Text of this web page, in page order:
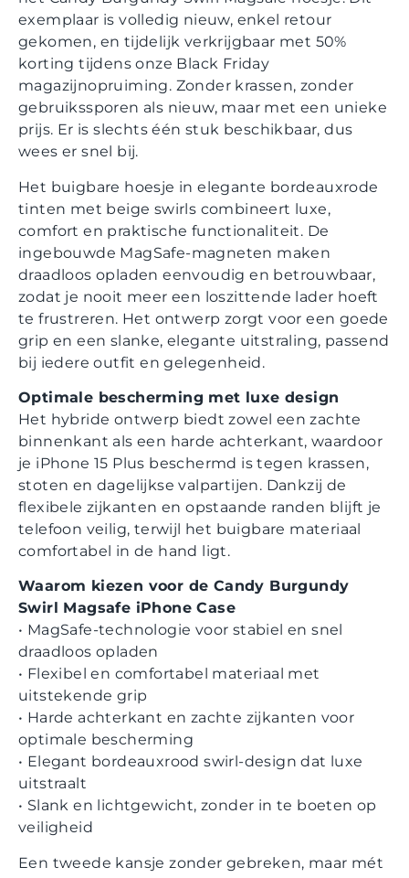
exemplaar is volledig nieuw, enkel retour
gekomen, en tijdelijk verkrijgbaar met 50%
korting tijdens onze Black Friday
magazijnopruiming. Zonder krassen, zonder
gebruikssporen als nieuw, maar met een unieke
prijs. Er is slechts één stuk beschikbaar, dus
wees er snel bij.
Het buigbare hoesje in elegante bordeauxrode
tinten met beige swirls combineert luxe,
comfort en praktische functionaliteit. De
ingebouwde MagSafe-magneten maken
draadloos opladen eenvoudig en betrouwbaar,
zodat je nooit meer een loszittende lader hoeft
te frustreren. Het ontwerp zorgt voor een goede
grip en een slanke, elegante uitstraling, passend
bij iedere outfit en gelegenheid.
Optimale bescherming met luxe design
Het hybride ontwerp biedt zowel een zachte
binnenkant als een harde achterkant, waardoor
je iPhone 15 Plus beschermd is tegen krassen,
stoten en dagelijkse valpartijen. Dankzij de
flexibele zijkanten en opstaande randen blijft je
telefoon veilig, terwijl het buigbare materiaal
comfortabel in de hand ligt.
Waarom kiezen voor de Candy Burgundy
Swirl Magsafe iPhone Case
• MagSafe-technologie voor stabiel en snel
draadloos opladen
• Flexibel en comfortabel materiaal met
uitstekende grip
• Harde achterkant en zachte zijkanten voor
optimale bescherming
• Elegant bordeauxrood swirl-design dat luxe
uitstraalt
• Slank en lichtgewicht, zonder in te boeten op
veiligheid
Een tweede kansje zonder gebreken, maar mét